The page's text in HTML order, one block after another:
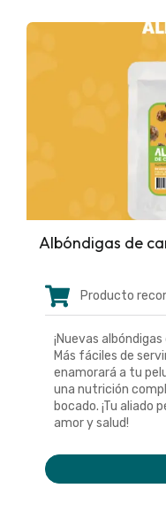
Albóndigas de
Producto
¡Nuevas
Más fáciles de
enamorará a tu
una nutrición
bocado. ¡Tu
amor y salud!